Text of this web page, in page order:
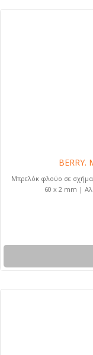
BERRY.
Μπρελόκ φλούο σε
60 x 2 mm |